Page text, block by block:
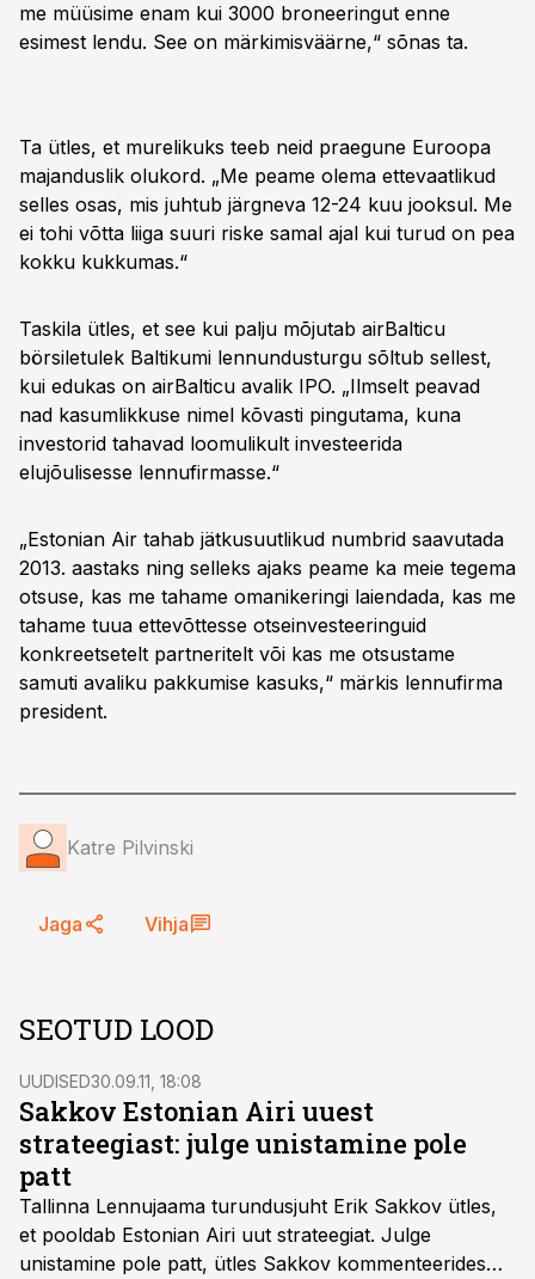
me müüsime enam kui 3000 broneeringut enne
esimest lendu. See on märkimisväärne,“ sõnas ta.
Ta ütles, et murelikuks teeb neid praegune Euroopa
majanduslik olukord. „Me peame olema ettevaatlikud
selles osas, mis juhtub järgneva 12-24 kuu jooksul. Me
ei tohi võtta liiga suuri riske samal ajal kui turud on pea
kokku kukkumas.“
Taskila ütles, et see kui palju mõjutab airBalticu
börsiletulek Baltikumi lennundusturgu sõltub sellest,
kui edukas on airBalticu avalik IPO. „Ilmselt peavad
nad kasumlikkuse nimel kõvasti pingutama, kuna
investorid tahavad loomulikult investeerida
elujõulisesse lennufirmasse.“
„Estonian Air tahab jätkusuutlikud numbrid saavutada
2013. aastaks ning selleks ajaks peame ka meie tegema
otsuse, kas me tahame omanikeringi laiendada, kas me
tahame tuua ettevõttesse otseinvesteeringuid
konkreetsetelt partneritelt või kas me otsustame
samuti avaliku pakkumise kasuks,“ märkis lennufirma
president.
Katre Pilvinski
Jaga Vihja
SEOTUD LOOD
UUDISED30.09.11, 18:08
Sakkov Estonian Airi uuest
strateegiast: julge unistamine pole
patt
Tallinna Lennujaama turundusjuht Erik Sakkov ütles,
et pooldab Estonian Airi uut strateegiat. Julge
unistamine pole patt, ütles Sakkov kommenteerides